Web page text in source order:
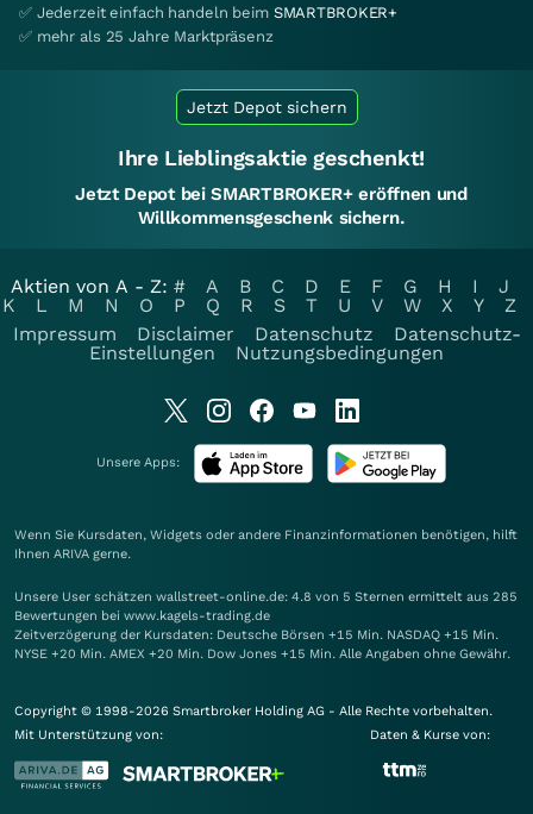
✅ Jederzeit einfach handeln beim SMARTBROKER+
✅ mehr als 25 Jahre Marktpräsenz
Jetzt Depot sichern
Ihre Lieblingsaktie geschenkt!
Jetzt Depot bei SMARTBROKER+ eröffnen und
Willkommensgeschenk sichern.
Aktien von A - Z: # A B C D E F G H I
J
K
L M N O P Q R S T U V W X Y
Z
Impressum
Disclaimer Datenschutz
Datenschutz-
Einstellungen
Nutzungsbedingungen
Unsere Apps:
Wenn Sie Kursdaten, Widgets oder andere Finanzinformationen benötigen, hilft
Ihnen ARIVA gerne.
Unsere User schätzen wallstreet-online.de: 4.8 von 5 Sternen ermittelt aus 285
Bewertungen bei www.kagels-trading.de
Zeitverzögerung der Kursdaten: Deutsche Börsen +15 Min. NASDAQ +15 Min.
NYSE +20 Min. AMEX +20 Min. Dow Jones +15 Min. Alle Angaben ohne Gewähr.
Copyright © 1998-2026 Smartbroker Holding AG - Alle Rechte vorbehalten.
Mit Unterstützung von:
Daten & Kurse von: